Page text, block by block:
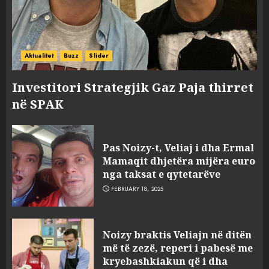
Aktualitet Buzz Slider
Investitori Strategjik Gaz Paja thirret
në SPAK
Pas Noizy-t, Veliaj i dha Ermal
Mamaqit dhjetëra mijëra euro
nga taksat e qytetarëve
FEBRUARY 18, 2025
Noizy braktis Veliajn në ditën
më të zezë, reperi i pabesë me
kryebashkiakun që i dha
sulmuan “One Albania”,
ngjarja u fsheh. A u vodhën
serverat?